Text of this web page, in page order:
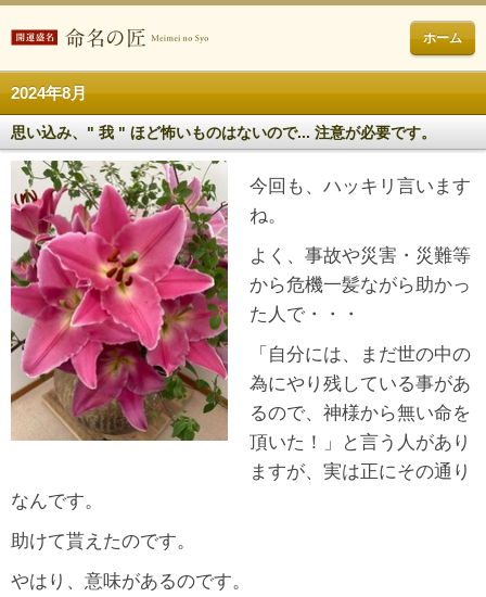
ホーム
2024年8月
思い込み、" 我 " ほど怖いものはないので... 注意が必要です。
今回も、ハッキリ言います
ね。
よく、事故や災害・災難等
から危機一髪ながら助かっ
た人で・・・
「自分には、まだ世の中の
為にやり残している事があ
るので、神様から無い命を
頂いた！」と言う人があり
ますが、実は正にその通り
なんです。
助けて貰えたのです。
やはり、意味があるのです。